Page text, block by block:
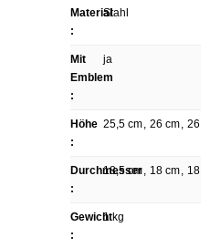
Material
:
Stahl
Mit
Emblem
:
ja
Höhe
:
25,5 cm, 26 cm, 26
Durchmesser
:
18,5 cm, 18 cm, 18
Gewicht
:
1 kg